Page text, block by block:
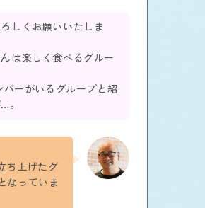
しくお願いいたしま
は楽しく食べるグルー
ーがいるグループと紹
。
ち上げたグ
なっていま